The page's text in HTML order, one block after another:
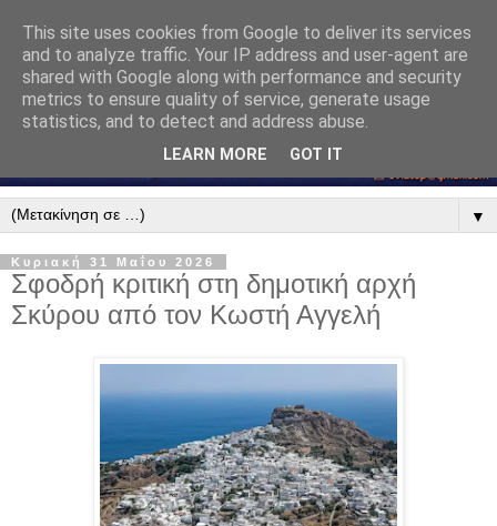
▼
Κυριακή 31 Μαΐου 2026
Σφοδρή κριτική στη δημοτική αρχή
Σκύρου από τον Κωστή Αγγελή
This site uses cookies from Google to deliver its services
and to analyze traffic. Your IP address and user-agent are
shared with Google along with performance and security
metrics to ensure quality of service, generate usage
statistics, and to detect and address abuse.
LEARN MORE GOT IT